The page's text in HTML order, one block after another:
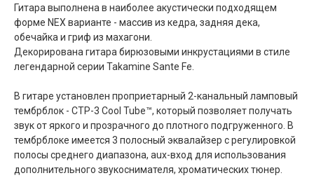
Гитара выполнена в наиболее акустически подходящем
форме NEX варианте - массив из кедра, задняя дека,
обечайка и гриф из махагони.
Декорирована гитара бирюзовыми инкрустациями в стиле
легендарной серии Takamine Sante Fe.
В гитаре установлен проприетарный 2-канальный ламповый
тембрблок - CTP-3 Cool Tube™, который позволяет получать
звук от яркого и прозрачного до плотного подгруженного. В
тембрблоке имеется 3 полосный эквалайзер с регулировкой
полосы среднего диапазона, aux-вход для использования
дополнительного звукоснимателя, хроматических тюнер.